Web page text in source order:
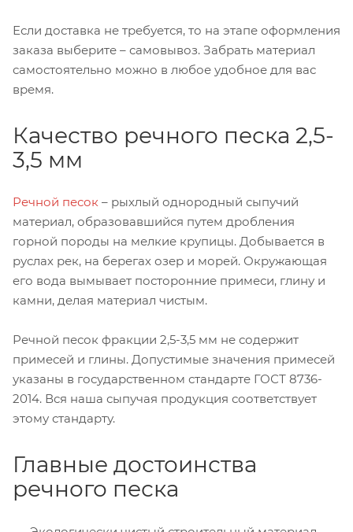
Если доставка не требуется, то на этапе оформления
заказа выберите – самовывоз. Забрать материал
самостоятельно можно в любое удобное для вас
время.
Качество речного песка 2,5-
3,5 мм
Речной песок – рыхлый однородный сыпучий
материал, образовавшийся путем дробления
горной породы на мелкие крупицы. Добывается в
руслах рек, на берегах озер и морей. Окружающая
его вода вымывает посторонние примеси, глину и
камни, делая материал чистым.
Речной песок фракции 2,5-3,5 мм не содержит
примесей и глины. Допустимые значения примесей
указаны в государственном стандарте ГОСТ 8736-
2014. Вся наша сыпучая продукция соответствует
этому стандарту.
Главные достоинства
речного песка